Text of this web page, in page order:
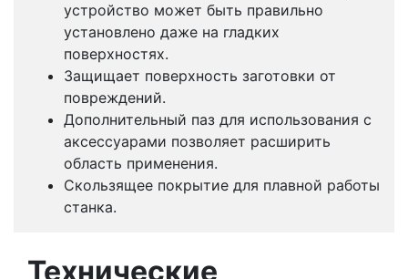
устройство может быть правильно
установлено даже на гладких
поверхностях.
Защищает поверхность заготовки от
повреждений.
Дополнительный паз для использования с
аксессуарами позволяет расширить
область применения.
Скользящее покрытие для плавной работы
станка.
Технические